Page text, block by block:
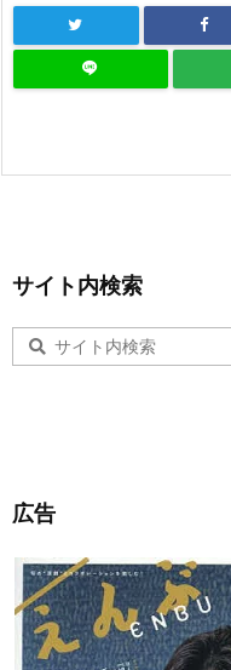
サイト内検索
広告